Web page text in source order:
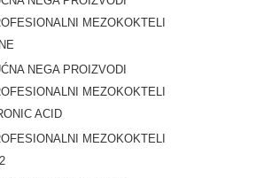
MEZOKOKTELI
NEGA PROIZVODI
MEZOKOKTELI
ACID
MEZOKOKTELI